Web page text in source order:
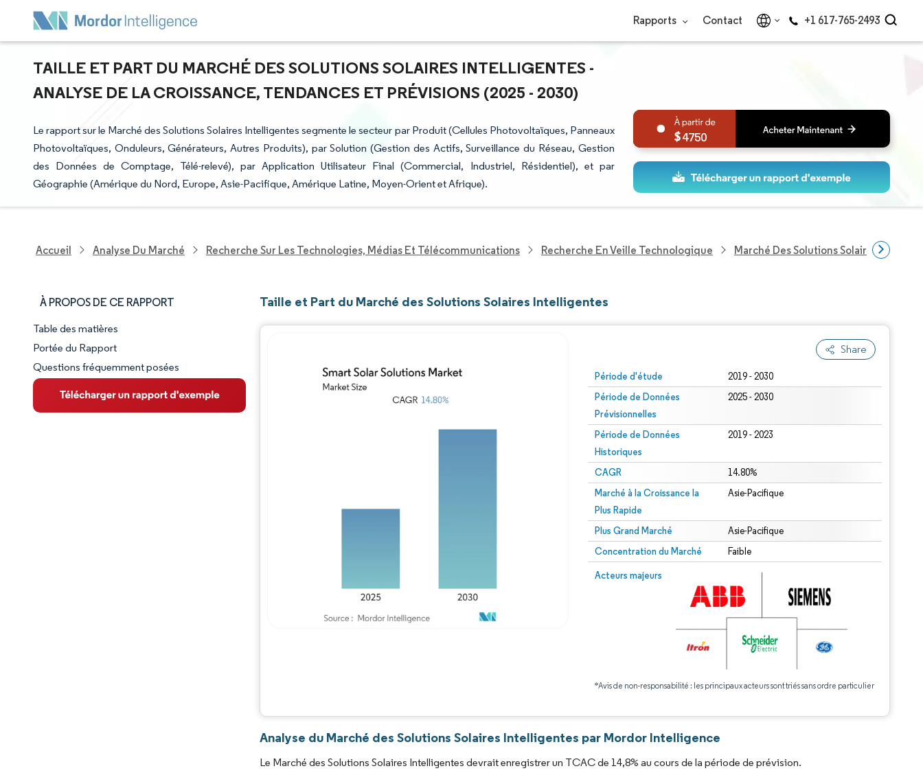
Rapports Contact +1 617-765-2493
TAILLE ET PART DU MARCHÉ DES SOLUTIONS SOLAIRES INTELLIGENTES -
ANALYSE DE LA CROISSANCE, TENDANCES ET PRÉVISIONS (2025 - 2030)
Le rapport sur le Marché des Solutions Solaires Intelligentes segmente le secteur par Produit (Cellules Photovoltaïques, Panneaux
Photovoltaïques, Onduleurs, Générateurs, Autres Produits), par Solution (Gestion des Actifs, Surveillance du Réseau, Gestion
des Données de Comptage, Télé-relevé), par Application Utilisateur Final (Commercial, Industriel, Résidentiel), et par
Géographie (Amérique du Nord, Europe, Asie-Pacifique, Amérique Latine, Moyen-Orient et Afrique).
4750
Accueil Analyse Du Marché Recherche Sur Les Technologies, Médias Et Télécommunications Recherche En Veille Technologique Marché Des Solutions Solaires
À PROPOS DE CE RAPPORT
Aperçu du marché
VUE D’ENSEMBLE DU MARCHÉ
Principales tendances du marché
Table des matières
Portée du Rapport
Questions fréquemment posées
Taille et Part du Marché des Solutions Solaires Intelligentes
Share
Période d'étude 2019 - 2030
Période de Données
Prévisionnelles
2025 - 2030
Période de Données
Historiques
2019 - 2023
CAGR 14.80%
Marché à la Croissance la
Plus Rapide
Asie-Pacifique
Plus Grand Marché Asie-Pacifique
Concentration du Marché Faible
Acteurs majeurs
*Avis de non-responsabilité : les principaux acteurs sont triés sans ordre particulier
Analyse du Marché des Solutions Solaires Intelligentes par Mordor Intelligence
Le Marché des Solutions Solaires Intelligentes devrait enregistrer un TCAC de 14,8% au cours de la période de prévision.